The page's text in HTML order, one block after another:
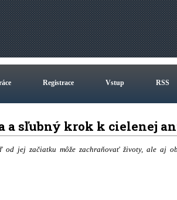
Registrace Vstup RSS
sľubný krok k cielenej
jej začiatku môže zachraňovať životy, ale aj